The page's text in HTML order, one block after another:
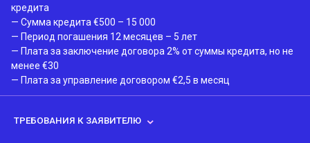
кредита
— Сумма кредита €500 – 15 000
— Период погашения 12 месяцев – 5 лет
— Плата за заключение договора 2% от суммы кредита, но не
менее €30
— Плата за управление договором €2,5 в месяц
ТРЕБОВАНИЯ К ЗАЯВИТЕЛЮ